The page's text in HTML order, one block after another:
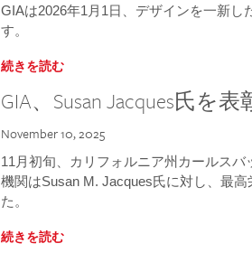
GIAは2026年1月1日、デザインを一新し
す。
続きを読む
GIA、Susan Jacques氏を表
November 10, 2025
11月初旬、カリフォルニア州カールス
機関はSusan M. Jacques氏に対し、最
た。
続きを読む